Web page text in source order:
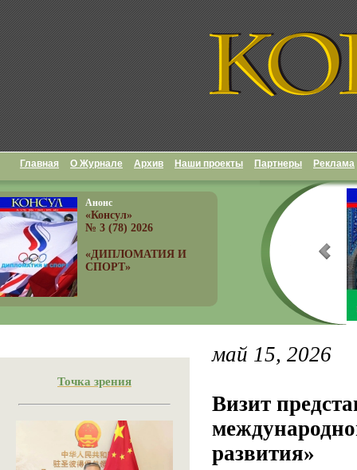
Главная О Журнале Архив Наши проекты Партнеры Реклама
Анонс
«Консул»
№ 3 (78) 2026
«ДИПЛОМАТИЯ И
СПОРТ»
Точка зрения
май 15, 2026
Визит
развития»